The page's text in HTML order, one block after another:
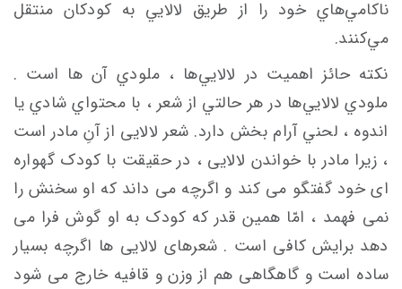
ناكامي‌هاي خود را از طريق لالايي به كودكان منتقل
مي‌كنند.
نكته حائز اهميت در لالايي‌ها ، ملودي آن ها است .
ملودي لالايي‌ها در هر حالتي از شعر ، با محتواي شادي يا
اندوه ، لحني آرام بخش دارد. شعر لالایی از آنِ مادر است
، زیرا مادر با خواندن لالایی ، در حقیقت با کودک گهواره
ای خود گفتگو می کند و اگرچه می داند که او سخنش را
نمی فهمد ، امّا همین قدر که کودک به او گوش فرا می
دهد برایش کافی است . شعرهای لالایی ها اگرچه بسیار
ساده است و گاهگاهی هم از وزن و قافیه خارج می شود